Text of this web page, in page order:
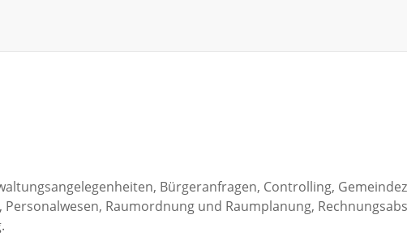
Bürgeranfragen, Controlling,
Raumordnung und Raumplanung,